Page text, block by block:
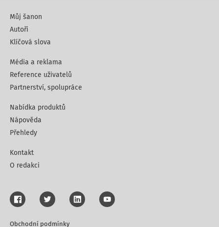
Můj šanon
Autoři
Klíčová slova
Média a reklama
Reference uživatelů
Partnerství, spolupráce
Nabídka produktů
Nápověda
Přehledy
Kontakt
O redakci
Obchodní podmínky